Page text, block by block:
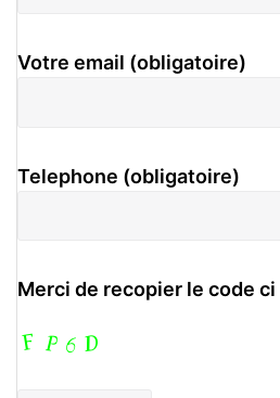
Votre email (obligatoire)
Telephone (obligatoire)
Merci de recopier le code